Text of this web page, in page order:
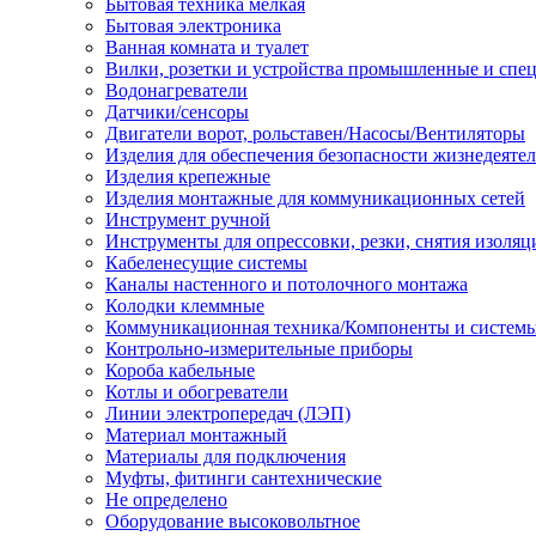
Бытовая техника мелкая
Бытовая электроника
Ванная комната и туалет
Вилки, розетки и устройства промышленные и
Водонагреватели
Датчики/сенсоры
Двигатели ворот, рольставен/Насосы/Вентиляторы
Изделия для обеспечения безопасности
Изделия крепежные
Изделия монтажные для коммуникационных сетей
Инструмент ручной
Инструменты для опрессовки, резки, снятия
Кабеленесущие системы
Каналы настенного и потолочного монтажа
Колодки клеммные
Коммуникационная техника/Компоненты и
Контрольно-измерительные приборы
Короба кабельные
Котлы и обогреватели
Линии электропередач (ЛЭП)
Материал монтажный
Материалы для подключения
Муфты, фитинги сантехнические
Не определено
Оборудование высоковольтное